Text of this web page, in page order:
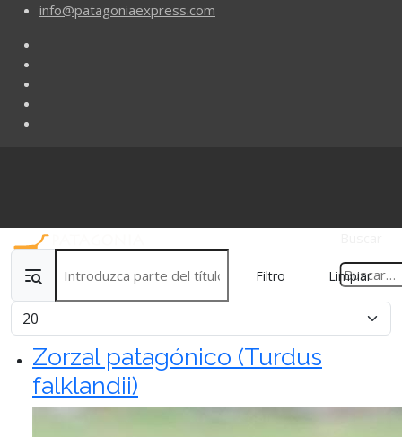
info@patagoniaexpress.com
Filtro Limpiar
Cantidad
Zorzal patagónico (Turdus
falklandii)